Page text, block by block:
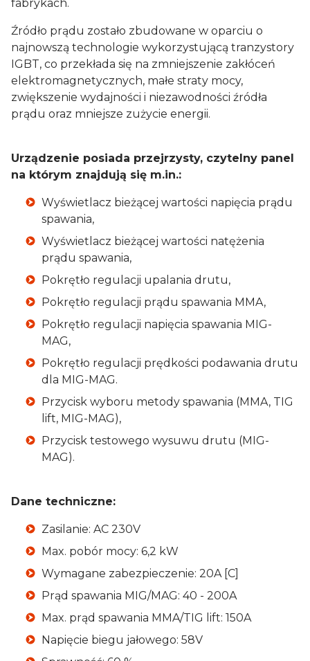
Kątownik magnetyczny
6,79 zł
SpawMix
7,39 zł
Zmień ▾
Elektrody rutylowe
51,99 zł
Zmień ▾
10× 0,57 zł
Zmień ▾
Dysze gazowe MB15
4× 2,66 zł
Zmień ▾
Łączniki prądowe MB15
Dodaj do koszyka
fabrykach.
Źródło prądu zostało zbudowane w oparciu o
najnowszą technologie wykorzystującą tranzystory
IGBT, co przekłada się na zmniejszenie zakłóceń
elektromagnetycznych, małe straty mocy,
zwiększenie wydajności i niezawodności źródła
prądu oraz mniejsze zużycie energii.
Urządzenie posiada przejrzysty, czytelny panel
na którym znajdują się m.in.:
Wyświetlacz bieżącej wartości napięcia prądu
spawania,
Wyświetlacz bieżącej wartości natężenia
prądu spawania,
Pokrętło regulacji upalania drutu,
Pokrętło regulacji prądu spawania MMA,
Pokrętło regulacji napięcia spawania MIG-
MAG,
Pokrętło regulacji prędkości podawania drutu
dla MIG-MAG.
Przycisk wyboru metody spawania (MMA, TIG
lift, MIG-MAG),
Przycisk testowego wysuwu drutu (MIG-
MAG).
Dane techniczne:
Zasilanie: AC 230V
Max. pobór mocy: 6,2 kW
Wymagane zabezpieczenie: 20A [C]
Prąd spawania MIG/MAG: 40 - 200A
Max. prąd spawania MMA/TIG lift: 150A
Napięcie biegu jałowego: 58V